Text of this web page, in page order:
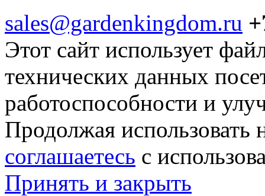
sales@gardenkingdom.ru
Этот сайт использует
технических данных
работоспособности и
Продолжая использовать
соглашаетесь с
Принять и закрыть